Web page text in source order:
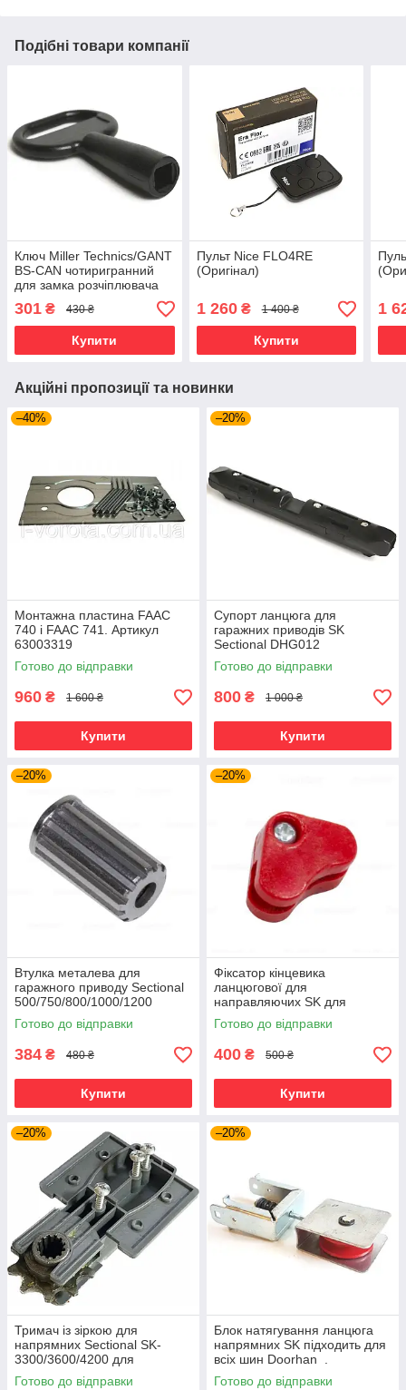
Подібні товари компанії
Ключ Miller Technics/GANT
BS-CAN чотиригранний
для замка розчіплювача
режим
301 ₴ 430 ₴
Купити
Пульт Nice FLO4RE
(Оригінал)
1 260₴ 1 400 ₴
Купити
1
Акційні пропозиції та новинки
–40%
Монтажна пластина FAAC
740 і FAAC 741. Артикул
63003319​​​​​​​
Готово до відправки
960 ₴ 1 600 ₴
Купити
–20%
Супорт ланцюга для
гаражних приводів SK
Sectional DHG012
Готово до відправки
800 ₴ 1 000 ₴
Купити
–20%
Втулка металева для
гаражного приводу Sectional
500/750/800/1000/1200
Артикул DHG015.
Готово до відправки
384 ₴ 480 ₴
Купити
–20%
Фіксатор кінцевика
ланцюгової для
направляючих SK для
гаражного приводу Sectional
Готово до відправки
400 ₴ 500 ₴
Купити
–20%
Тримач із зіркою для
напрямних Sectional SK-
3300/3600/4200 для
гаражного приводу
Готово до відправки
–20%
Блок натягування ланцюга
напрямних SK підходить для
всіх шин Doorhan .
Артикул DHG011
Готово до відправки